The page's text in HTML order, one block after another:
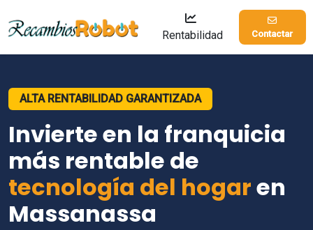
Rentabilidad Contactar
ALTA RENTABILIDAD GARANTIZADA
Invierte en la franquicia
más rentable de
tecnología del hogaren
Massanassa